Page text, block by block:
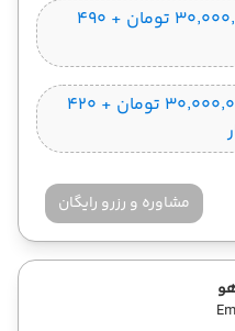
۳۰٬۰۰۰٬۰۰۰ تومان + ۴۹۰
۳۰٬۰۰۰٬۰۰۰ تومان + ۴۲۰
مشاوره و رزرو رایگان